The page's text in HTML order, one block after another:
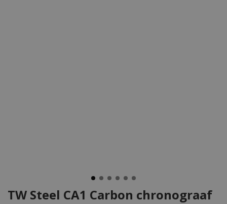
TW Steel CA1 Carbon chronograaf